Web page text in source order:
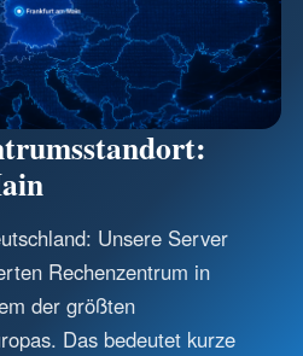
Unsere Server
Rechenzentrum in
der größten
Das bedeutet kurze